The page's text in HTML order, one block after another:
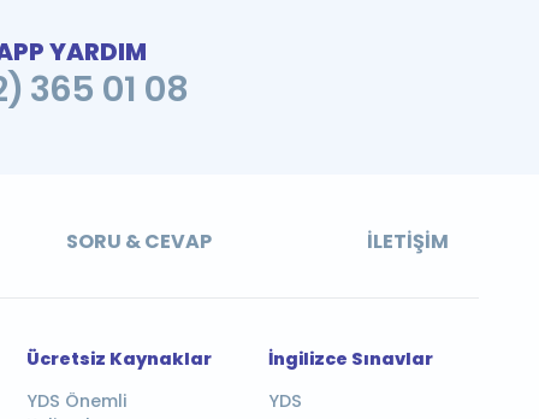
YARDIM
365 01 08
SORU & CEVAP İLETIŞIM
Ücretsiz Kaynaklar
YDS Önemli
İngilizce Sınavlar
YDS